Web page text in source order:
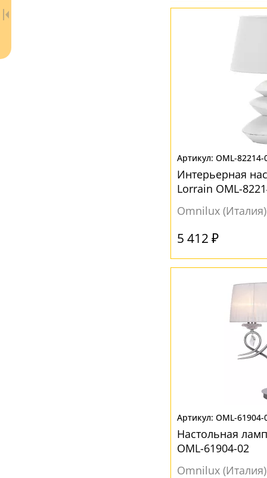
- бесплатно по России OML-82214-
Интерьерная
Lorrain OML-
Omnilux (Италия)
5 412 ₽
OML-61904-
Настольная
OML-61904-02
Omnilux (Италия)